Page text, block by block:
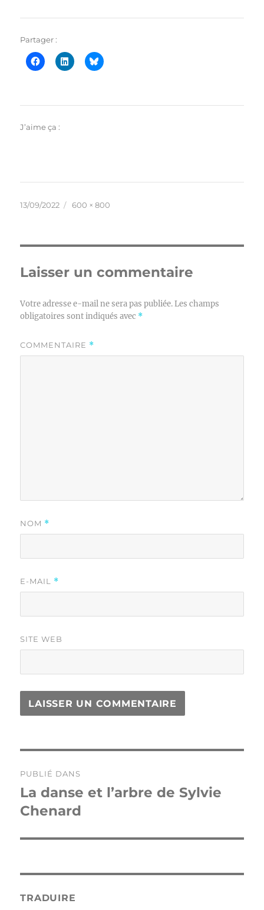
Partager :
J’aime ça :
Publié
13/09/2022
Taille
600 × 800
Laisser un commentaire
Votre adresse e-mail ne sera pas publiée. Les champs
obligatoires sont indiqués avec *
COMMENTAIRE *
NOM *
E-MAIL *
SITE WEB
de
l’article
PUBLIÉ DANS
La danse et l’arbre de Sylvie
Chenard
TRADUIRE